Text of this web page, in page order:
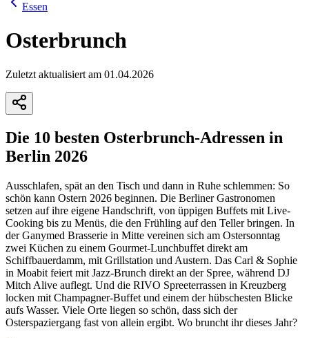
Essen
Osterbrunch
Zuletzt aktualisiert am 01.04.2026
Die 10 besten Osterbrunch-Adressen in
Berlin 2026
Ausschlafen, spät an den Tisch und dann in Ruhe schlemmen: So
schön kann Ostern 2026 beginnen. Die Berliner Gastronomen
setzen auf ihre eigene Handschrift, von üppigen Buffets mit Live-
Cooking bis zu Menüs, die den Frühling auf den Teller bringen. In
der Ganymed Brasserie in Mitte vereinen sich am Ostersonntag
zwei Küchen zu einem Gourmet-Lunchbuffet direkt am
Schiffbauerdamm, mit Grillstation und Austern. Das Carl & Sophie
in Moabit feiert mit Jazz-Brunch direkt an der Spree, während DJ
Mitch Alive auflegt. Und die RIVO Spreeterrassen in Kreuzberg
locken mit Champagner-Buffet und einem der hübschesten Blicke
aufs Wasser. Viele Orte liegen so schön, dass sich der
Osterspaziergang fast von allein ergibt. Wo bruncht ihr dieses Jahr?